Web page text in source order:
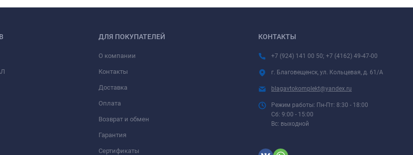
ДЛЯ ПОКУПАТЕЛЕЙ
О компании
Контакты
Доставка
Оплата
Возврат и обмен
Гарантия
Сертификаты
КОНТАКТЫ
+7 (924) 141 00 50; +7 (4162) 49-47-00
г. Благовещенск, ул. Кольцевая, д. 61/А
blagavtokomplekt@yandex.ru
Режим работы: Пн-Пт: 8:30 - 18:00
Сб: 9:00 - 15:00
Вс: выходной